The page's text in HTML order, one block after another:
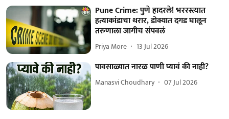
Pune Crime: पुणे हादरले! भररस्त्यात
हत्याकांडाचा थरार, डोक्यात दगड घालून
तरुणाला जागीच संपवलं
Priya More 13 Jul 2026
पावसाळ्यात नारळ पाणी प्यावं की नाही?
Manasvi Choudhary 07 Jul 2026